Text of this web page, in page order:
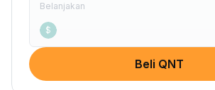
Belanjakan
$
Beli QNT